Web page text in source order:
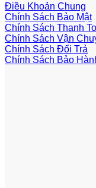
Điều Khoản Chung
Chính Sách Bảo Mật
Chính Sách Thanh
Chính Sách Vận
Chính Sách Đổi Trả
Chính Sách Bảo